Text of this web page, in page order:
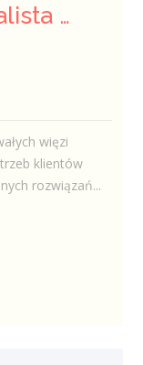
Specjalistka / Specjalista ds. Sprzedaży ubezpieczeń
więzi
klientów
rozwiązań...